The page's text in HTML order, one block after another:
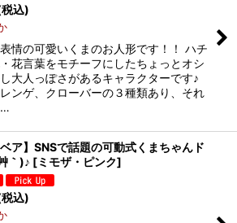
込)
情の可愛いくまのお人形です！！ ハチ
花言葉をモチーフにしたちょっとオシ
大人っぽさがあるキャラクターです♪
ンゲ、クローバーの３種類あり、それ
…
ベア】SNSで話題の可動式くまちゃんド
｀)♪ [ミモザ・ピンク]
込)